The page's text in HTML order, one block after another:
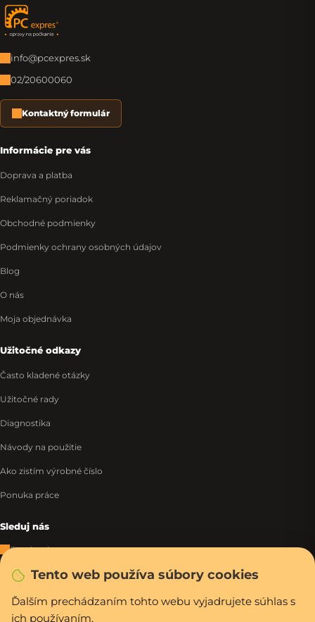
Tento web používa súbory cookies
Ďalším prechádzaním tohto webu vyjadrujete súhlas s
ich používaním.
Zápätie
info@pcexpres.sk
02/20600060
Kontaktný formulár
Informácie pre vás
Doprava a platba
Reklamačný poriadok
Obchodné podmienky
Podmienky ochrany osobných údajov
Blog
O nás
Moja objednávka
Užitočné odkazy
Často kladené otázky
Užitočné rady
Diagnostika
Návody na použitie
Ako zistím výrobné číslo
Ponuka práce
Sleduj nás
Facebook
Instagram
Tiktok